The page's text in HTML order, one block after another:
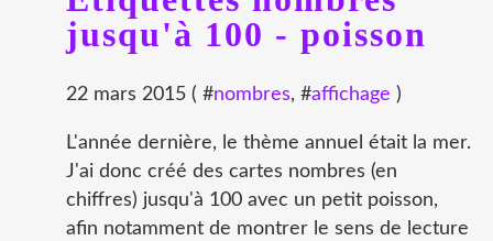
jusqu'à 100 - poisson
22 mars 2015 ( #nombres, #affichage )
L'année dernière, le thème annuel était la mer.
J'ai donc créé des cartes nombres (en
chiffres) jusqu'à 100 avec un petit poisson,
afin notamment de montrer le sens de lecture